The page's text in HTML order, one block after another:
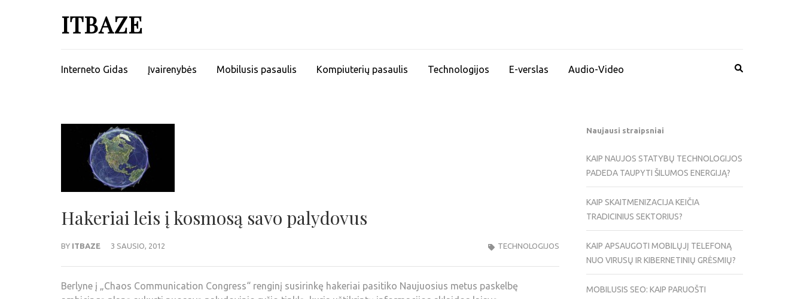
ITBAZE
Interneto Gidas Įvairenybės Mobilusis pasaulis Kompiuterių pasaulis Technologijos E-verslas Audio-Video
Hakeriai leis į kosmosą savo palydovus
BY ITBAZE 3 SAUSIO, 2012 TECHNOLOGIJOS
Berlyne į „Chaos Communication Congress“ renginį susirinkę hakeriai pasitiko Naujuosius metus paskelbę
Naujausi straipsniai
KAIP NAUJOS STATYBŲ TECHNOLOGIJOS
PADEDA TAUPYTI ŠILUMOS ENERGIJĄ?
KAIP SKAITMENIZACIJA KEIČIA
TRADICINIUS SEKTORIUS?
KAIP APSAUGOTI MOBILŲJĮ TELEFONĄ
NUO VIRUSŲ IR KIBERNETINIŲ GRĖSMIŲ?
MOBILUSIS SEO: KAIP PARUOŠTI